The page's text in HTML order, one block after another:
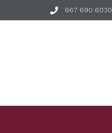
667 690 6030